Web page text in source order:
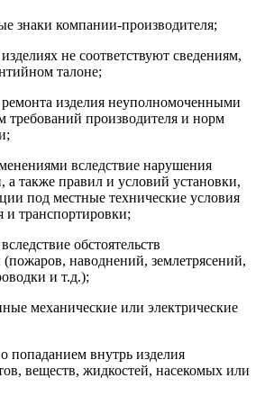
знаки компании-производителя;
не соответствуют сведениям,
талоне;
изделия неуполномоченными
требований производителя и норм
вследствие нарушения
а также правил и условий установки,
под местные технические условия
и транспортировки;
обстоятельств
наводнений, землетрясений,
и т.д.);
механические или электрические
попаданием внутрь изделия
веществ, жидкостей, насекомых или